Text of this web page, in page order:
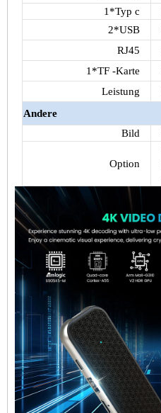
1*Typ c
2*USB
RJ45
1*TF -Karte
Leistung
Andere
Bild
Option